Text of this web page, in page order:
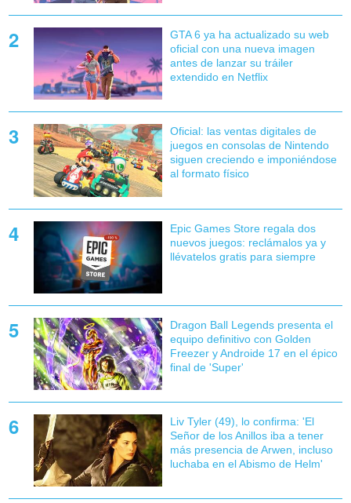
GTA 6 ya ha actualizado su web
oficial con una nueva imagen
antes de lanzar su tráiler
extendido en Netflix
Oficial: las ventas digitales de
juegos en consolas de Nintendo
siguen creciendo e imponiéndose
al formato físico
Epic Games Store regala dos
nuevos juegos: reclámalos ya y
llévatelos gratis para siempre
Dragon Ball Legends presenta el
equipo definitivo con Golden
Freezer y Androide 17 en el épico
final de 'Super'
Liv Tyler (49), lo confirma: 'El
Señor de los Anillos iba a tener
más presencia de Arwen, incluso
luchaba en el Abismo de Helm'